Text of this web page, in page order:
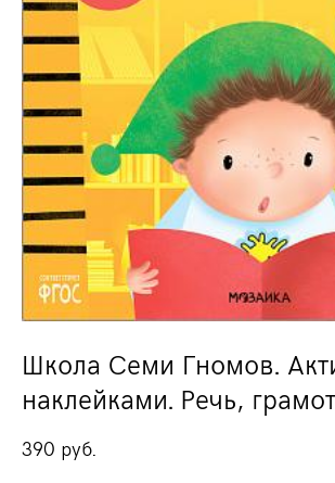
Школа Семи Гномов.
наклейками. Речь,
390 pуб.